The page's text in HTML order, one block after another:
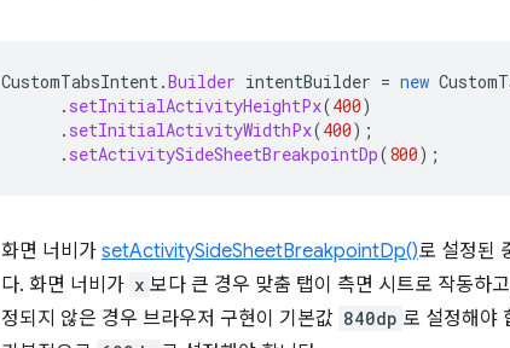
CustomTabsIntent.Builder intentBuilder = new
. setInitialActivityHeightPx(400)
. setInitialActivityWidthPx(400);
. setActivitySideSheetBreakpointDp(800);
화면 너비가 setActivitySideSheetBreakpointDp()로 설정된
다. 화면 너비가 x 보다 큰 경우 맞춤 탭이 측면 시트로 작동하
정되지 않은 경우 브라우저 구현이 기본값 840dp 로 설정해야